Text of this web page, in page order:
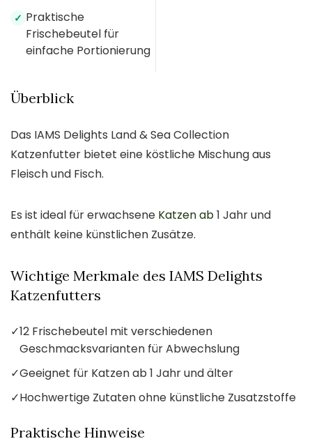
✓ Praktische
Frischebeutel für
einfache Portionierung
Überblick
Das IAMS Delights Land & Sea Collection
Katzenfutter bietet eine köstliche Mischung aus
Fleisch und Fisch.
Es ist ideal für erwachsene Katzen ab1 Jahr und
enthält keine künstlichen Zusätze.
Wichtige Merkmale des IAMS Delights
Katzenfutters
✓12 Frischebeutel mit verschiedenen
Geschmacksvarianten für Abwechslung
✓Geeignet für Katzen ab 1 Jahr und älter
✓Hochwertige Zutaten ohne künstliche Zusatzstoffe
Praktische Hinweise